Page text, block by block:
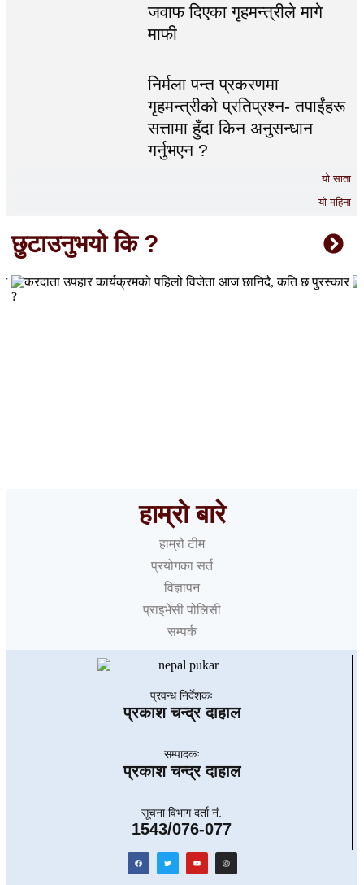
यो साता
यो महिना
जवाफ दिएका गृहमन्त्रीले मागे
माफी
निर्मला पन्त प्रकरणमा
गृहमन्त्रीको प्रतिप्रश्न- तपाईंहरू
सत्तामा हुँदा किन अनुसन्धान
गर्नुभएन ?
छुटाउनुभयो कि ?
हाम्रो बारे
हाम्रो टीम
प्रयोगका सर्त
विज्ञापन
प्राइभेसी पोलिसी
सम्पर्क
प्रवन्ध निर्देशकः
प्रकाश चन्द्र दाहाल
सम्पादकः
प्रकाश चन्द्र दाहाल
सूचना विभाग दर्ता नं.
1543/076-077